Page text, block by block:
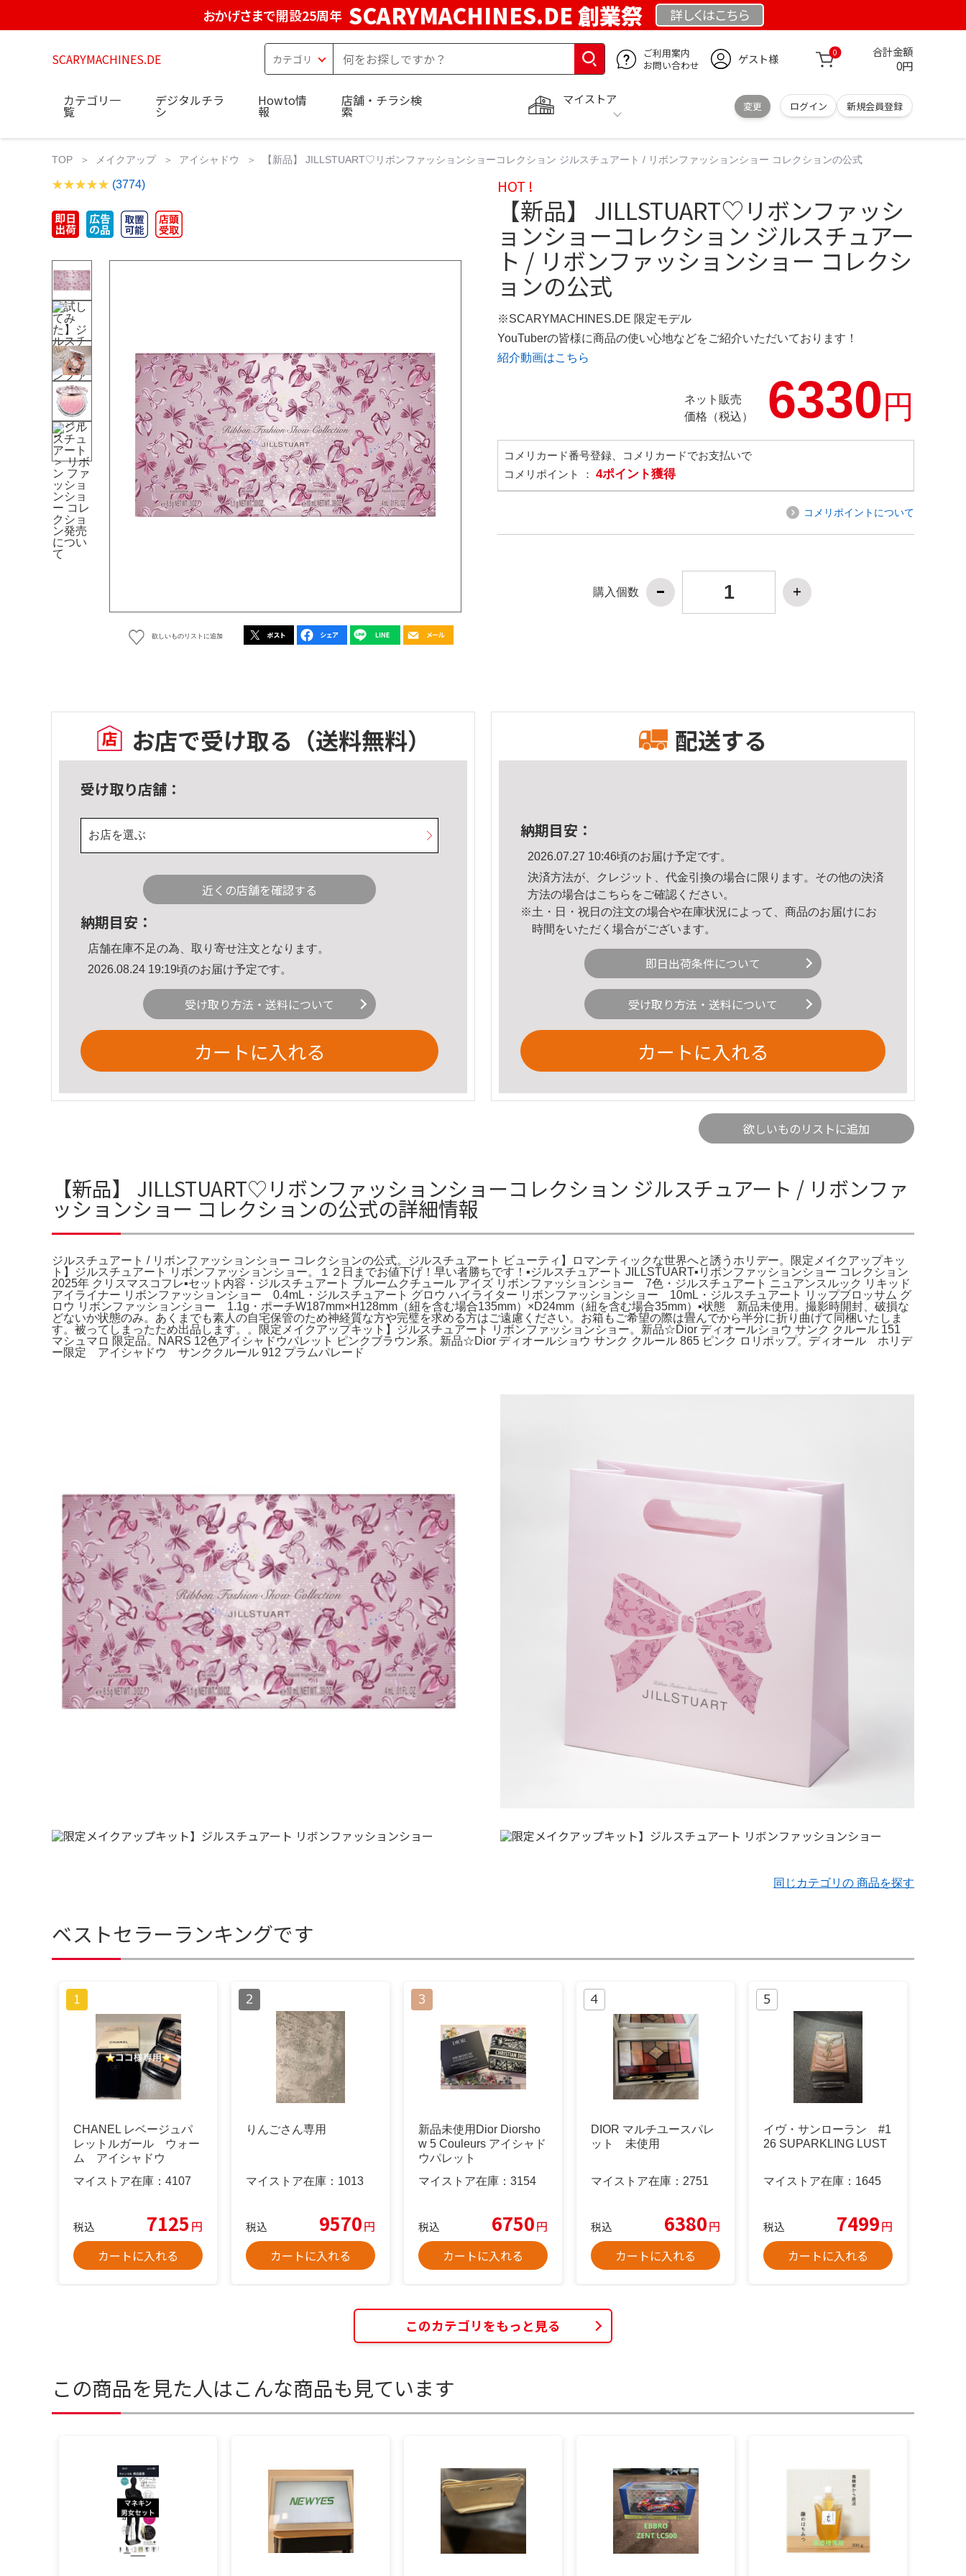
おかげさまで開設25周年 SCARYMACHINES.DE 創業祭 詳しくはこちら
SCARYMACHINES.DE
ご利用案内
お問い合わせ
ゲスト様 0 合計金額
0円
マイストア
変更 ログイン 新規会員登録
カテゴリ一
覧
デジタルチラ
シ
Howto情
報
店舗・チラシ検
索
TOP メイクアップ アイシャドウ 【新品】 JILLSTUART♡リボンファッションショーコレクション ジルスチュアート / リボンファッションショー コレクションの公式
(3774)
欲しいものリストに追加
HOT !
【新品】 JILLSTUART♡リボンファッシ
ョンショーコレクション ジルスチュアー
ト / リボンファッションショー コレクシ
ョンの公式
※SCARYMACHINES.DE 限定モデル
YouTuberの皆様に商品の使い心地などをご紹介いただいております！
紹介動画はこちら
ネット販売
価格（税込）
6330円
コメリカード番号登録、コメリカードでお支払いで
コメリポイント ： 4ポイント獲得
コメリポイントについて
購入個数
お店で受け取る （送料無料）
受け取り店舗：
お店を選ぶ
近くの店舗を確認する
納期目安：
店舗在庫不足の為、取り寄せ注文となります。
2026.08.24 19:19頃のお届け予定です。
受け取り方法・送料について
カートに入れる
配送する
納期目安：
2026.07.27 10:46頃のお届け予定です。
決済方法が、クレジット、代金引換の場合に限ります。その他の決済
方法の場合はこちら をご確認ください。
※土・日・祝日の注文の場合や在庫状況によって、商品のお届けにお
時間をいただく場合がございます。
即日出荷条件について
受け取り方法・送料について
カートに入れる
欲しいものリストに追加
【新品】 JILLSTUART♡リボンファッションショーコレクション ジルスチュアート / リボンファ
ッションショー コレクションの公式の詳細情報
ジルスチュアート / リボンファッションショー コレクションの公式。ジルスチュアート ビューティ】ロマンティックな世界へと誘うホリデー。限定メイクアップキッ
ト】ジルスチュアート リボンファッションショー。１２日までお値下げ！早い者勝ちです！▪︎ジルスチュアート JILLSTUART▪︎リボンファッションショー コレクション
2025年 クリスマスコフレ▪︎セット内容・ジルスチュアート ブルームクチュール アイズ リボンファッションショー 7色・ジルスチュアート ニュアンスルック リキッド
アイライナー リボンファッションショー 0.4mL・ジルスチュアート グロウ ハイライター リボンファッションショー 10mL・ジルスチュアート リップブロッサム グ
ロウ リボンファッションショー 1.1g・ポーチW187mm×H128mm（紐を含む場合135mm）×D24mm（紐を含む場合35mm）▪︎状態 新品未使用。撮影時開封、破損な
どないか状態のみ。あくまでも素人の自宅保管のため神経質な方や完璧を求める方はご遠慮ください。お箱もご希望の際は畳んでから半分に折り曲げて同梱いたしま
す。被ってしまったため出品します。。限定メイクアップキット】ジルスチュアート リボンファッションショー。新品☆Dior ディオールショウ サンク クルール 151
マシュマロ 限定品。NARS 12色アイシャドウパレット ピンクブラウン系。新品☆Dior ディオールショウ サンク クルール 865 ピンク ロリポップ。ディオール ホリデ
ー限定 アイシャドウ サンククルール 912 プラムパレード
同じカテゴリの 商品を探す
ベストセラーランキングです
CHANEL レベージュパ
レットルガール ウォー
ム アイシャドウ
マイストア在庫： 4107
税込 7125 円
カートに入れる
りんごさん専用
マイストア在庫： 1013
税込 9570円
カートに入れる
新品未使用Dior Diorsho
w 5 Couleurs アイシャド
ウパレット
マイストア在庫： 3154
税込 6750円
カートに入れる
DIOR マルチユースパレ
ット 未使用
マイストア在庫： 2751
税込 6380円
カートに入れる
イヴ・サンローラン #1
26 SUPARKLING LUST
マイストア在庫： 1645
税込 7499円
カートに入れる
このカテゴリをもっと見る
この商品を見た人はこんな商品も見ています